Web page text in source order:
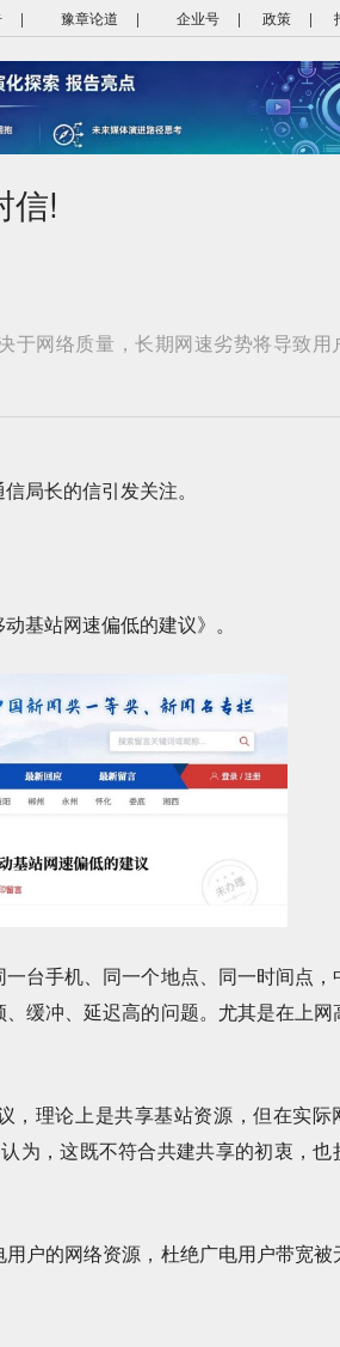
| 豫章论道 | 企业号 | 政策 |
信!
于网络质量，长期网速劣势将导致用
局长的信引发关注。
站网速偏低的建议》。
台手机、同一个地点、同一时间点，
缓冲、延迟高的问题。尤其是在上网
理论上是共享基站资源，但在实际
为，这既不符合共建共享的初衷，也
户的网络资源，杜绝广电用户带宽被
业大小事
简图
大道至简 徐徐图之
君畅
新信息革命观察